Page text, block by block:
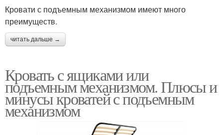
Кровати с подъемным механизмом имеют много
преимуществ.
читать дальше →
Кровать с ящиками или
подъемным механизмом. Плюсы и
минусы кроватей с подъемным
механизмом